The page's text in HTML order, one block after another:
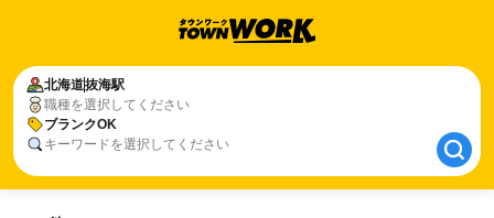
北海道抜海駅
職種を選択してください
ブランクOK
キーワードを選択してください
北海道抜海駅
ブランクOK